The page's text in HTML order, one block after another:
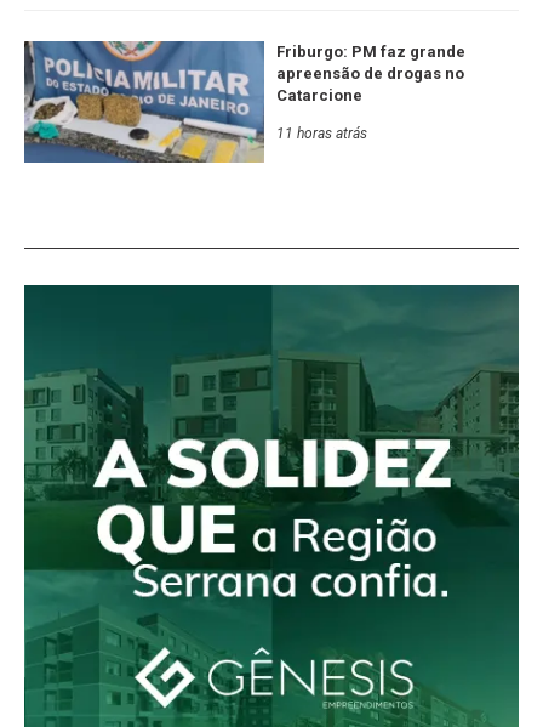
Friburgo: PM faz grande
apreensão de drogas no
Catarcione
11 horas atrás